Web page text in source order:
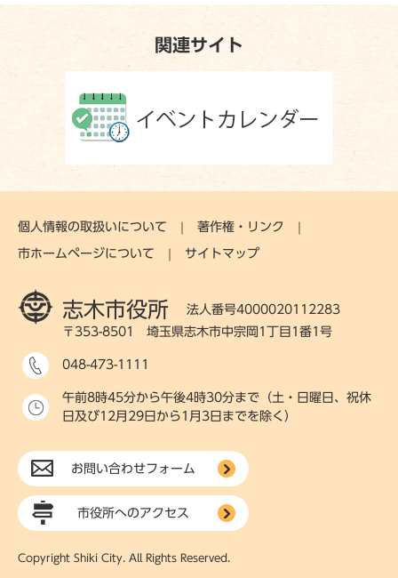
関連サイト
個人情報の取扱いについて 著作権・リンク
市ホームページについて サイトマップ
志木市役所
法人番号4000020112283
〒353-8501 埼玉県志木市中宗岡1丁目1番1号
048-473-1111
午前8時45分から午後4時30分まで（土・日曜日、祝休
日及び12月29日から1月3日までを除く）
お問い合わせフォーム
市役所へのアクセス
Copyright Shiki City. All Rights Reserved.